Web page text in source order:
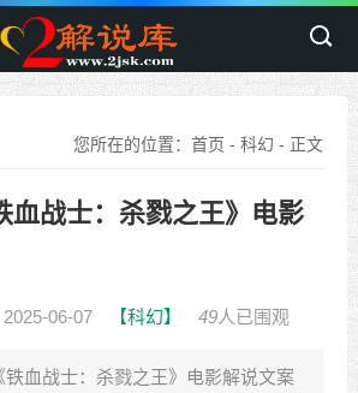
您所在的位置：首页 -科幻 - 正文
血战士：杀戮之王》电影
2025-06-07 【科幻】 49人已围观
铁血战士：杀戮之王》电影解说文案